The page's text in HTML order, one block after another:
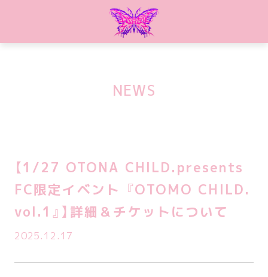
NEWS
【1/27 OTONA CHILD.presents
FC限定イベント 『OTOMO CHILD.
vol.1』】詳細＆チケットについて
2025.12.17